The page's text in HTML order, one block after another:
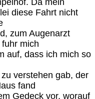
Da mein
diese Fahrt nicht
zum Augenarzt
mich
auf, dass ich mich so
verstehen gab, der
fand
Gedeck vor, worauf